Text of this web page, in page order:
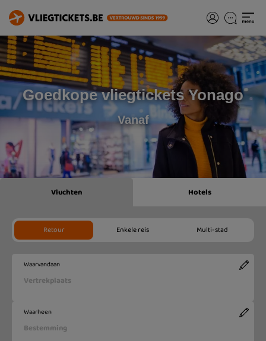
Goedkope vliegtickets Yonago
Vanaf